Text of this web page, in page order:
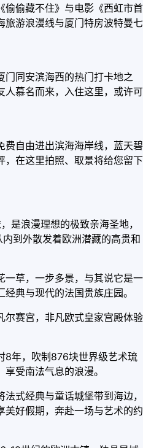
偷偷藏不住》与电影《西虹市首
旅游浪漫线与厦门特房波特曼七
门同安滨海西的热门打卡地之
人慕名而来，入住这里，或许可
费自由进出滨海海岸线，蓝天碧
，在这里拍照、取景将给您留下
是浪漫理想的极致亲海圣地，
到外散发着欧洲潜藏的高贵和
一草，一步多景，与其说它是一
典与现代的法国贵族庄园。
尔赛宫，非凡欧式皇家宫殿体验
8年，吹制876块世界级艺术琉
受南法气息的浪漫。
式经典与童话城堡带到海边，
好假期，奔赴一场与艺术的约